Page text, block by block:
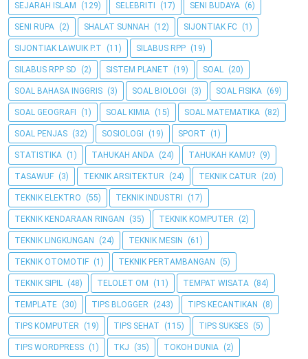
SEJARAH ISLAM (129) SELEBRITI (17) SENI BUDAYA (6)
SENI RUPA (2) SHALAT SUNNAH (12) SIJONTIAK FC (1)
SIJONTIAK LAWUIK P.T (11) SILABUS RPP (19)
SILABUS RPP SD (2) SISTEM PLANET (19) SOAL (20)
SOAL BAHASA INGGRIS (3) SOAL BIOLOGI (3) SOAL FISIKA (69)
SOAL GEOGRAFI (1) SOAL KIMIA (15) SOAL MATEMATIKA (82)
SOAL PENJAS (32) SOSIOLOGI (19) SPORT (1)
STATISTIKA (1) TAHUKAH ANDA (24) TAHUKAH KAMU? (9)
TASAWUF (3) TEKNIK ARSITEKTUR (24) TEKNIK CATUR (20)
TEKNIK ELEKTRO (55) TEKNIK INDUSTRI (17)
TEKNIK KENDARAAN RINGAN (35) TEKNIK KOMPUTER (2)
TEKNIK LINGKUNGAN (24) TEKNIK MESIN (61)
TEKNIK OTOMOTIF (1) TEKNIK PERTAMBANGAN (5)
TEKNIK SIPIL (48) TELOLET OM (11) TEMPAT WISATA (84)
TEMPLATE (30) TIPS BLOGGER (243) TIPS KECANTIKAN (8)
TIPS KOMPUTER (19) TIPS SEHAT (115) TIPS SUKSES (5)
TIPS WORDPRESS (1) TKJ (35) TOKOH DUNIA (2)